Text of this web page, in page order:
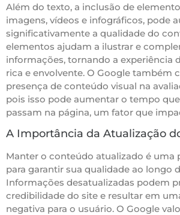
Além do texto, a inclusão de
imagens, vídeos e infográficos, pode
significativamente a qualidade do
elementos ajudam a ilustrar e
informações, tornando a experiência
rica e envolvente. O Google também
presença de conteúdo visual na
pois isso pode aumentar o tempo
passam na página, um fator que
A Importância da Atualização
Manter o conteúdo atualizado é uma
para garantir sua qualidade ao longo
Informações desatualizadas podem
credibilidade do site e resultar em
negativa para o usuário. O Google